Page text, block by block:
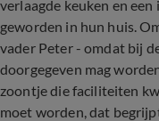
verlaagde keuken en
geworden in hun huis.
vader Peter - omdat bij
doorgegeven mag
zoontje die faciliteiten
moet worden, dat